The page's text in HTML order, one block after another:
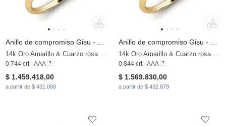
14k Oro Amarillo & Cuarzo rosa & Moissanita
0.744 crt - AAA
$ 1.459.418,00
a partir de $ 431.068
14k Oro Amarillo & Cuarzo rosa & Moissanita
0.844 crt - AAA
$ 1.569.830,00
a partir de $ 432.879